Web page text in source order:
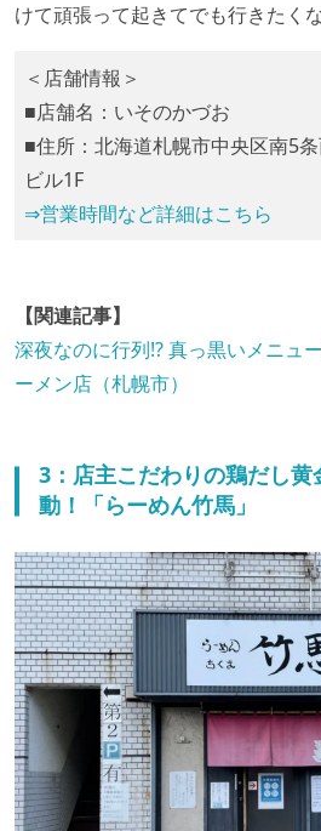
けて頑張って起きてでも行きたく
＜店舗情報＞
■店舗名：いそのかづお
■住所：北海道札幌市中央区南5
ビル1F
⇒営業時間など詳細はこちら
【関連記事】
深夜なのに行列!? 真っ黒いメニュ
ーメン店（札幌市）
3：店主こだわりの鶏だし
動！「らーめん竹馬」